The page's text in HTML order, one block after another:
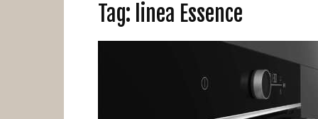
Tag: linea Essence